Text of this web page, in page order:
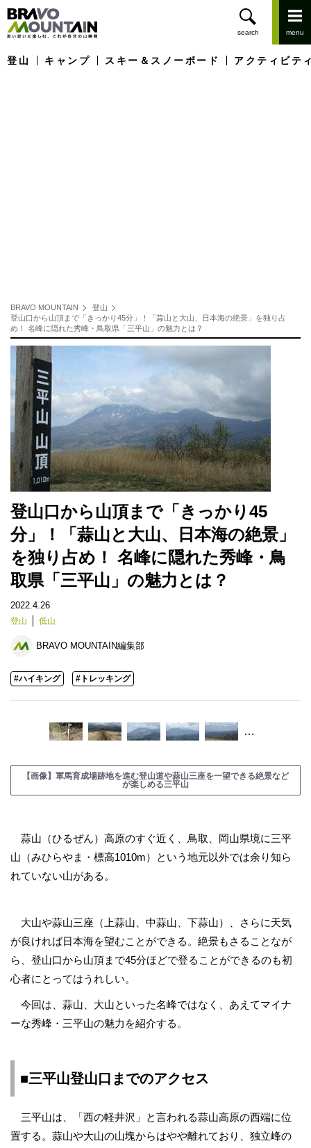
登山 キャンプ スキー＆スノーボード アクティビテ
BRAVO MOUNTAIN
登山
登山口から山頂まで「きっかり45分」！「蒜山と大山、日本海の絶景」を独り占
め！ 名峰に隠れた秀峰・鳥取県「三平山」の魅力とは？
登山口から山頂まで「きっかり45
分」！「蒜山と大山、日本海の絶景」
を独り占め！ 名峰に隠れた秀峰・鳥
取県「三平山」の魅力とは？
2022.4.26
登山 低山
BRAVO MOUNTAIN編集部
#ハイキング #トレッキング
…
【画像】軍馬育成場跡地を進む登山道や蒜山三座を一望できる絶景など
が楽しめる三平山
蒜山（ひるぜん）高原のすぐ近く、鳥取、岡山県境に三平
山（みひらやま・標高1010m）という地元以外では余り知ら
れていない山がある。
大山や蒜山三座（上蒜山、中蒜山、下蒜山）、さらに天気
が良ければ日本海を望むことができる。絶景もさることなが
ら、登山口から山頂まで45分ほどで登ることができるのも初
心者にとってはうれしい。
今回は、蒜山、大山といった名峰ではなく、あえてマイナ
ーな秀峰・三平山の魅力を紹介する。
■三平山登山口までのアクセス
三平山は、「西の軽井沢」と言われる蒜山高原の西端に位
置する。蒜山や大山の山塊からはやや離れており、独立峰の